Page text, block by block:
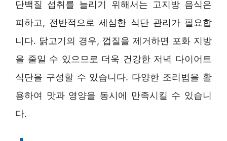
단백질 섭취를 늘리기 위해서는 고지방 음식은
피하고, 전반적으로 세심한 식단 관리가 필요합
니다. 닭고기의 경우, 껍질을 제거하면 포화 지방
을 줄일 수 있으므로 더욱 건강한 저녁 다이어트
식단을 구성할 수 있습니다. 다양한 조리법을 활
용하여 맛과 영양을 동시에 만족시킬 수 있습니
다.